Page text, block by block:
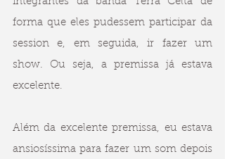
forma que eles pudessem participar da
session e, em seguida, ir fazer um
show. Ou seja, a premissa já estava
excelente.
Além da excelente premissa, eu estava
ansiosíssima para fazer um som depois